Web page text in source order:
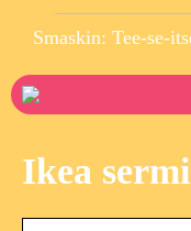
Smaskin: Tee-se-
Ikea